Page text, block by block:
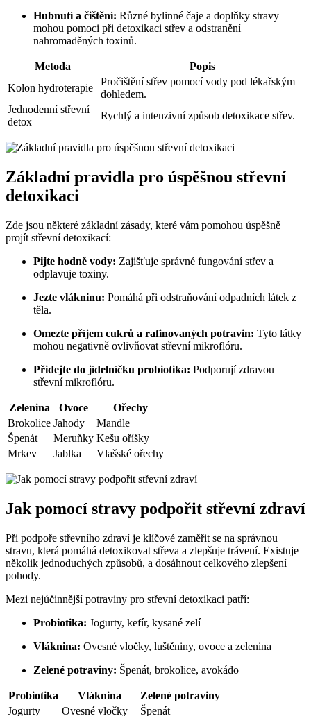
Hubnutí a čištění: Různé bylinné čaje a doplňky stravy
mohou pomoci při detoxikaci střev a odstranění
nahromaděných toxinů.
Metoda
Popis
Kolon hydroterapie
Pročištění střev pomocí vody pod lékařským
dohledem.
Jednodenní střevní
detox
Rychlý a intenzivní způsob detoxikace střev.
Základní pravidla pro úspěšnou střevní
detoxikaci
Zde jsou některé základní zásady, které vám pomohou úspěšně
projít střevní detoxikací:
Pijte hodně vody: Zajišťuje správné fungování střev a
odplavuje toxiny.
Jezte vlákninu: Pomáhá při odstraňování odpadních látek z
těla.
Omezte příjem cukrů a rafinovaných potravin: Tyto látky
mohou negativně ovlivňovat střevní mikroflóru.
Přidejte do jídelníčku probiotika: Podporují zdravou
střevní mikroflóru.
Zelenina Ovoce
Ořechy
Brokolice Jahody
Mandle
Špenát
Meruňky Kešu oříšky
Mrkev
Jablka Vlašské ořechy
Jak pomocí stravy podpořit střevní zdraví
Při podpoře střevního zdraví je klíčové zaměřit se na správnou
stravu, která pomáhá detoxikovat střeva a zlepšuje trávení. Existuje
několik jednoduchých způsobů, a dosáhnout celkového zlepšení
pohody.
Mezi nejúčinnější potraviny pro střevní detoxikaci patří:
Probiotika: Jogurty, kefír, kysané zelí
Vláknina: Ovesné vločky, luštěniny, ovoce a zelenina
Zelené potraviny: Špenát, brokolice, avokádo
Probiotika Vláknina
Zelené potraviny
Jogurty
Ovesné vločky Špenát